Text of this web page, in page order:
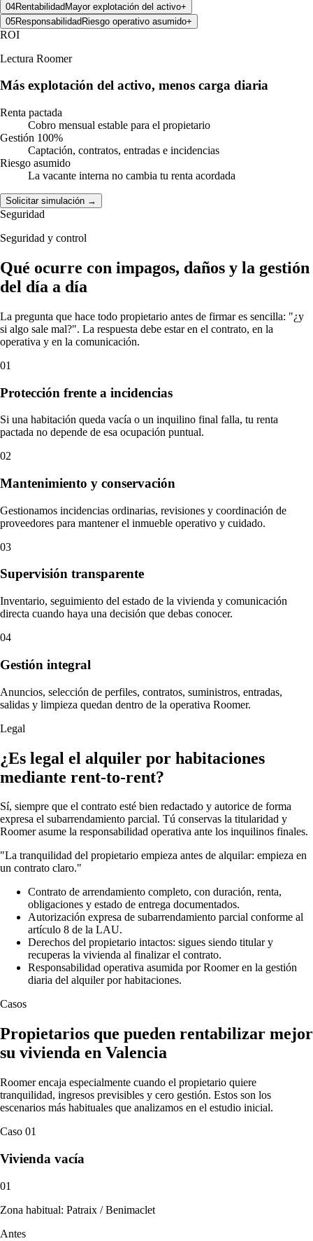
04RentabilidadMayor explotación del activo+
05ResponsabilidadRiesgo operativo asumido+
ROI
Lectura Roomer
Más explotación del activo, menos carga diaria
Renta pactada
Cobro mensual estable para el propietario
Gestión 100%
Captación, contratos, entradas e incidencias
Riesgo asumido
La vacante interna no cambia tu renta acordada
Solicitar simulación →
Seguridad
Seguridad y control
Qué ocurre con impagos, daños y la gestión
del día a día
La pregunta que hace todo propietario antes de firmar es sencilla: "¿y
si algo sale mal?". La respuesta debe estar en el contrato, en la
operativa y en la comunicación.
01
Protección frente a incidencias
Si una habitación queda vacía o un inquilino final falla, tu renta
pactada no depende de esa ocupación puntual.
02
Mantenimiento y conservación
Gestionamos incidencias ordinarias, revisiones y coordinación de
proveedores para mantener el inmueble operativo y cuidado.
03
Supervisión transparente
Inventario, seguimiento del estado de la vivienda y comunicación
directa cuando haya una decisión que debas conocer.
04
Gestión integral
Anuncios, selección de perfiles, contratos, suministros, entradas,
salidas y limpieza quedan dentro de la operativa Roomer.
Legal
¿Es legal el alquiler por habitaciones
mediante rent-to-rent?
Sí, siempre que el contrato esté bien redactado y autorice de forma
expresa el subarrendamiento parcial. Tú conservas la titularidad y
Roomer asume la responsabilidad operativa ante los inquilinos finales.
"La tranquilidad del propietario empieza antes de alquilar: empieza en
un contrato claro."
Contrato de arrendamiento completo, con duración, renta,
obligaciones y estado de entrega documentados.
Autorización expresa de subarrendamiento parcial conforme al
artículo 8 de la LAU.
Derechos del propietario intactos: sigues siendo titular y
recuperas la vivienda al finalizar el contrato.
Responsabilidad operativa asumida por Roomer en la gestión
diaria del alquiler por habitaciones.
Casos
Propietarios que pueden rentabilizar mejor
su vivienda en Valencia
Roomer encaja especialmente cuando el propietario quiere
tranquilidad, ingresos previsibles y cero gestión. Estos son los
escenarios más habituales que analizamos en el estudio inicial.
Caso 01
Vivienda vacía
01
Zona habitual: Patraix / Benimaclet
Antes